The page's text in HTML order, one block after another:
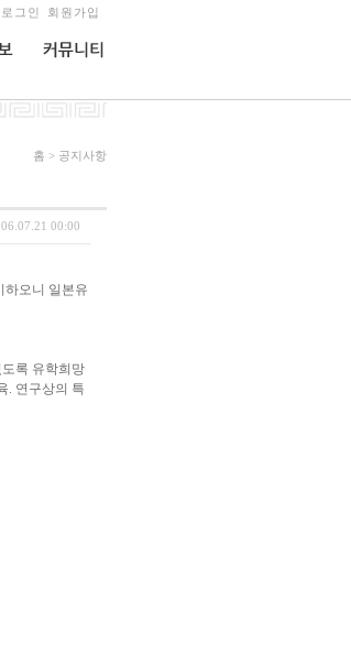
로그인 회원가입
홈 > 공지사항
00:00
하오니 일본유
록 유학희망
. 연구상의 특